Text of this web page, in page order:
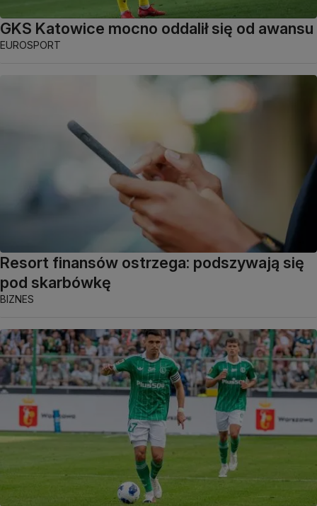
GKS Katowice mocno oddalił się od awansu
EUROSPORT
Resort finansów ostrzega: podszywają się
pod skarbówkę
BIZNES